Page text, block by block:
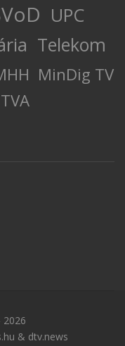
UPC
Telekom
MinDig TV
2026
& dtv.news